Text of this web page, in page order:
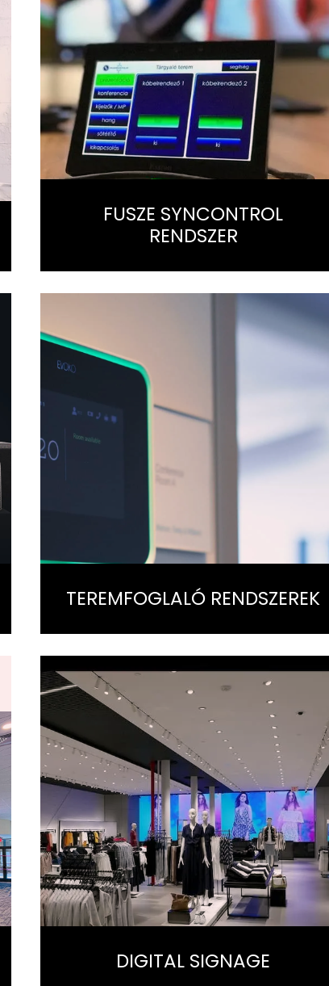
FUSZE SYNCONTROL
RENDSZER
TEREMFOGLALÓ RENDSZEREK
DIGITAL SIGNAGE